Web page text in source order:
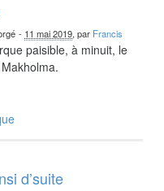
- 11 mai 2019, par Francis
paisible, à minuit, le
d’suite